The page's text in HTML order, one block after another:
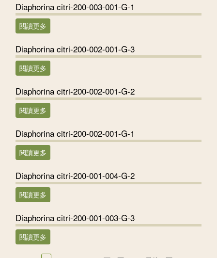
Diaphorina citri-200-003-001-G-1
閱讀更多
Diaphorina citri-200-002-001-G-3
閱讀更多
Diaphorina citri-200-002-001-G-2
閱讀更多
Diaphorina citri-200-002-001-G-1
閱讀更多
Diaphorina citri-200-001-004-G-2
閱讀更多
Diaphorina citri-200-001-003-G-3
閱讀更多